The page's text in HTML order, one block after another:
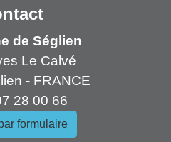
de Séglien
Le Calvé
- FRANCE
28 00 66
formulaire